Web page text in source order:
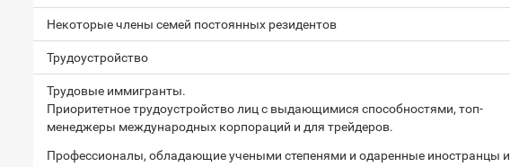
Некоторые члены семей постоянных резидентов
Трудоустройство
Трудовые иммигранты.
Приоритетное трудоустройство лиц с выдающимися способностями, топ-
менеджеры международных корпораций и для трейдеров.
Профессионалы, обладающие учеными степенями и одаренные иностранцы и